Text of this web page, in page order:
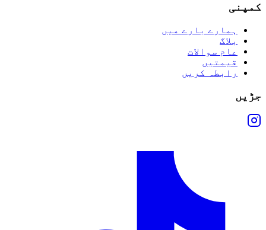
کمپنی
ہمارے بارے میں
بلاگ
عام سوالات
قیمتیں
رابطہ کریں
جڑیں